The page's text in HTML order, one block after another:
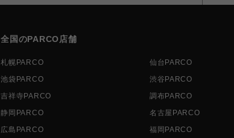
全国のPARCO店舗
札幌PARCO 仙台PARCO
池袋PARCO
渋谷PARCO
吉祥寺PARCO
調布PARCO
静岡PARCO
名古屋PARCO
広島PARCO
福岡PARCO